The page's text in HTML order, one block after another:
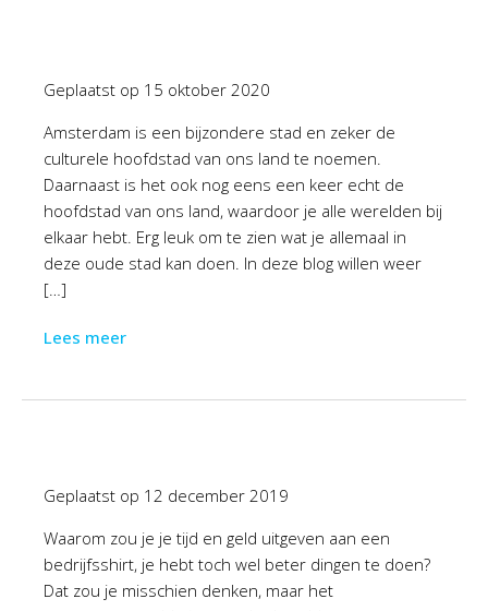
Geplaatst op 15 oktober 2020
Amsterdam is een bijzondere stad en zeker de
culturele hoofdstad van ons land te noemen.
Daarnaast is het ook nog eens een keer echt de
hoofdstad van ons land, waardoor je alle werelden bij
elkaar hebt. Erg leuk om te zien wat je allemaal in
deze oude stad kan doen. In deze blog willen weer
[…]
Lees meer
Geplaatst op 12 december 2019
Waarom zou je je tijd en geld uitgeven aan een
bedrijfsshirt, je hebt toch wel beter dingen te doen?
Dat zou je misschien denken, maar het